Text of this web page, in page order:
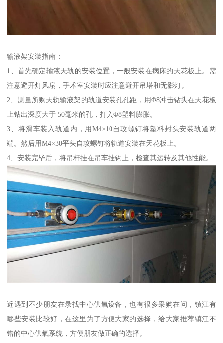
输液架安装指南：
1、首先确定输液天轨的安装位置，一般安装在病床的天花板上。需
注意避开灯风扇，手术室安装时应注意避开吊塔和无影灯。
2、测量所购天轨输液架的轨道安装孔孔距，用Φ8冲击钻头在天花板
上钻出深度大于 50毫米的孔，打入Φ8塑料膨胀。
3、将滑车装入轨道内，用M4×10自攻螺钉将塑料封头安装轨道两
端。然后用M4×30平头自攻螺钉将轨道安装在天花板上。
4、安装完毕后，将吊杆挂在吊车挂钩上，检查其运转及其他性能。
近遇到不少朋友在录找中心供氧设备，也有很多采购在问，镇江有
哪些安装比较好，在这里为了方便大家的选择，给大家推荐镇江不
错的中心供氧系统，方便朋友做正确的选择。